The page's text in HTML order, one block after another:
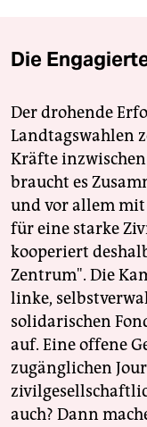
Die
Der drohende
Landtagswahlen
Kräfte
braucht es
und vor allem mit
für eine starke
kooperiert
Zentrum". Die
linke,
solidarischen
auf. Eine offene
zugänglichen
auch? Dann